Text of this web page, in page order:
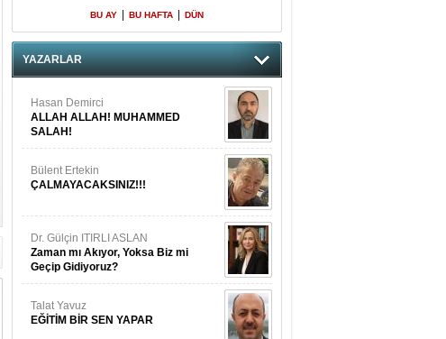
BU AY BU HAFTA DÜN
YAZARLAR
Hasan Demirci
ALLAH ALLAH! MUHAMMED
SALAH!
Bülent Ertekin
ÇALMAYACAKSINIZ!!!
Dr. Gülçin ITIRLI ASLAN
Zaman mı Akıyor, Yoksa Biz mi
Geçip Gidiyoruz?
Talat Yavuz
EĞİTİM BİR SEN YAPAR